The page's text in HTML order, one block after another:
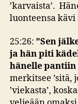
’karvaista’.
luonteensa
25:26: ”Sen
ja hän piti
hänelle pantiin
merkitsee ’sitä,
’viekasta’,